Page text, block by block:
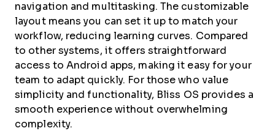
navigation and multitasking. The customizable
layout means you can set it up to match your
workflow, reducing learning curves. Compared
to other systems, it offers straightforward
access to Android apps, making it easy for your
team to adapt quickly. For those who value
simplicity and functionality, Bliss OS provides a
smooth experience without overwhelming
complexity.